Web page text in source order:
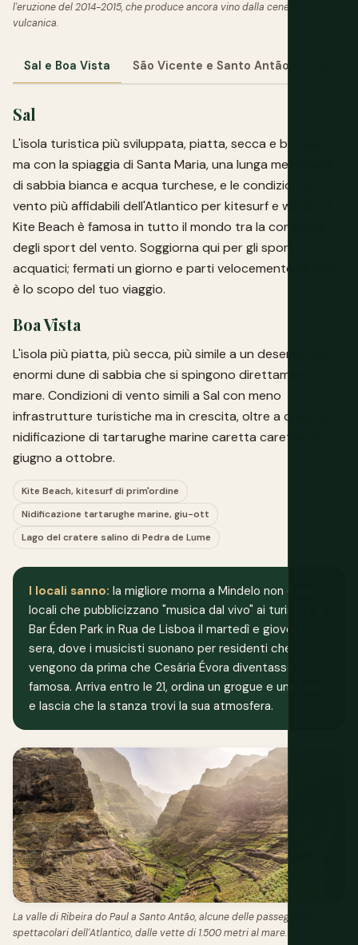
l'eruzione del 2014-2015, che produce ancora vino dalla cenere
vulcanica.
Sal e Boa Vista São Vicente e Santo Antão
Sal
L'isola turistica più sviluppata, piatta, secca e brunastra,
ma con la spiaggia di Santa Maria, una lunga mezzaluna
di sabbia bianca e acqua turchese, e le condizioni di
vento più affidabili dell'Atlantico per kitesurf e windsurf.
Kite Beach è famosa in tutto il mondo tra la comunità
degli sport del vento. Soggiorna qui per gli sport
acquatici; fermati un giorno e parti velocemente se non
è lo scopo del tuo viaggio.
Boa Vista
L'isola più piatta, più secca, più simile a un deserto, con
enormi dune di sabbia che si spingono direttamente in
mare. Condizioni di vento simili a Sal con meno
infrastrutture turistiche ma in crescita, oltre a colonie di
nidificazione di tartarughe marine caretta caretta da
giugno a ottobre.
Kite Beach, kitesurf di prim'ordine
Nidificazione tartarughe marine, giu-ott
Lago del cratere salino di Pedra de Lume
I locali sanno: la migliore morna a Mindelo non è nei
locali che pubblicizzano "musica dal vivo" ai turisti. È al
Bar Éden Park in Rua de Lisboa il martedì e giovedì
sera, dove i musicisti suonano per residenti che
vengono da prima che Cesária Évora diventasse
famosa. Arriva entro le 21, ordina un grogue e una birra,
e lascia che la stanza trovi la sua atmosfera.
La valle di Ribeira do Paul a Santo Antão, alcune delle passeggiate più
spettacolari dell'Atlantico, dalle vette di 1.500 metri al mare.